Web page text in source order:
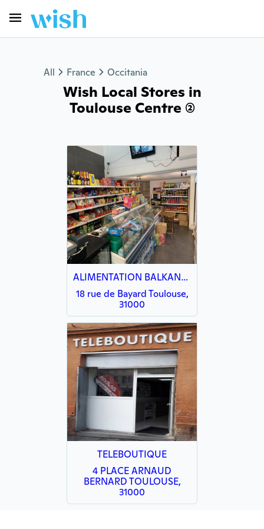
All France Occitania
Wish Local Stores in
Toulouse Centre (2)
ALIMENTATION BALKANIQUE
18 rue de Bayard Toulouse,
31000
TELEBOUTIQUE
4 PLACE ARNAUD
BERNARD TOULOUSE,
31000